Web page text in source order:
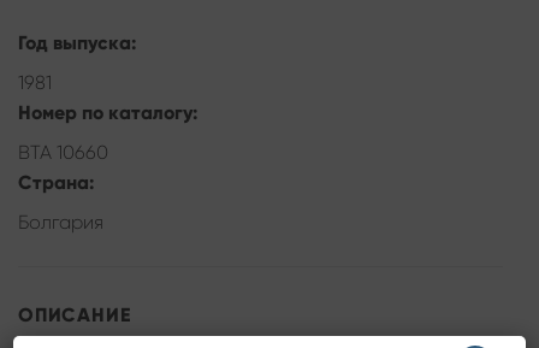
Год выпуска:
1981
Номер по каталогу:
ВТА 10660
Страна:
Болгария
ОПИСАНИЕ